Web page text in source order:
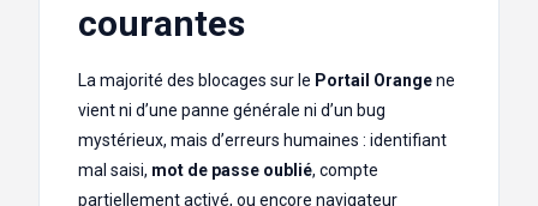
courantes
La majorité des blocages sur le Portail Orangene
vient ni d’une panne générale ni d’un bug
mystérieux, mais d’erreurs humaines : identifiant
mal saisi, mot de passe oublié, compte
partiellement activé, ou encore navigateur